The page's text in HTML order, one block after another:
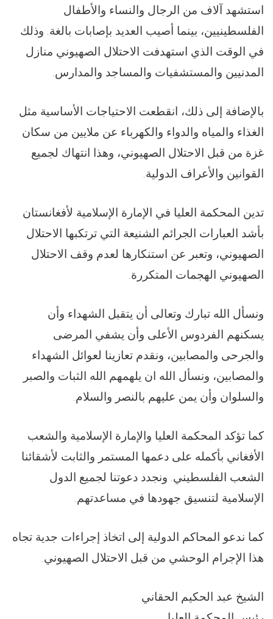
استشهد آلاف من الرجال والنساء والأطفال
الفلسطينيين، بينما أصيب العديد بإصابات بالغة. وذلك
في الوقت الذي استهدفت الاحتلال الصهيوني منازل
المدنيين والمستشفيات والمساجد والمدارس.
بالإضافة إلى ذلك، انقطعت الاحتياجات الأساسية مثل
الغذاء والمياه والدواء والكهرباء عن ملايين من سكان
غزة من قبل الاحتلال الصهيوني، وهذا انتهاك لجميع
القوانين والأعراف الدولية.
تدين المحكمة العليا في الإمارة الإسلامية لأفغانستان
بأشد العبارات الجرائم الشنيعة التي ترتكبها الاحتلال
الصهيوني، وتعبر عن استنكارها لعدم وقف الاحتلال
الصهيوني الهجمات المتكررة.
ونسأل الله تبارك وتعالى أن يتقبل الشهداء وأن
يسكنهم الفردوس الأعلى وأن يشفي المرضى
والجرحى والمصابين، ونقدم تعازينا لعوائل الشهداء
والمصابين، ونسأل الله ان يلهمهم الله الثبات والصبر
والسلوان وأن يمن عليهم بالنصر والسلام.
كما تؤكد المحكمة العليا والإمارة الإسلامية والشعب
الأفغاني بأكمله على دعمها المستمر والثابت لأشقائنا
الشعب الفلسطيني. ونجدد دعوتنا لجميع الدول
الإسلامية لتنسيق جهودها في مساعدتهم.
كما ندعو المحاكم الدولية إلى اتخاذ إجراءات جدية تجاه
هذا الإجرام الوحشي من قبل الاحتلال الصهيوني.
الشيخ عبد الحكيم الحقاني